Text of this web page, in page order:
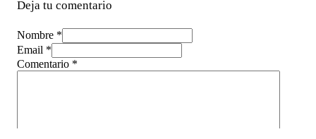
Deja tu comentario
Nombre *
Email *
Comentario *